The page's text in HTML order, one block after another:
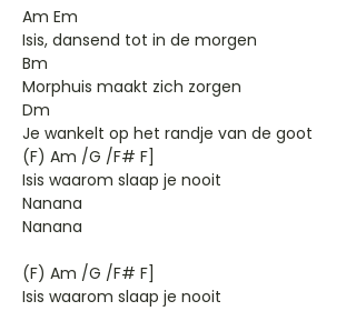
Am Em
Isis, dansend tot in de morgen
Bm
Morphuis maakt zich zorgen
Dm
Je wankelt op het randje van de goot
(F) Am /G /F# F]
Isis waarom slaap je nooit
Nanana
Nanana
(F) Am /G /F# F]
Isis waarom slaap je nooit